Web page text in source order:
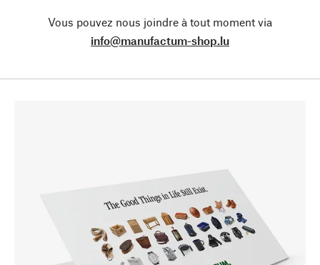
Vous pouvez nous joindre à tout moment via
info@manufactum-shop.lu